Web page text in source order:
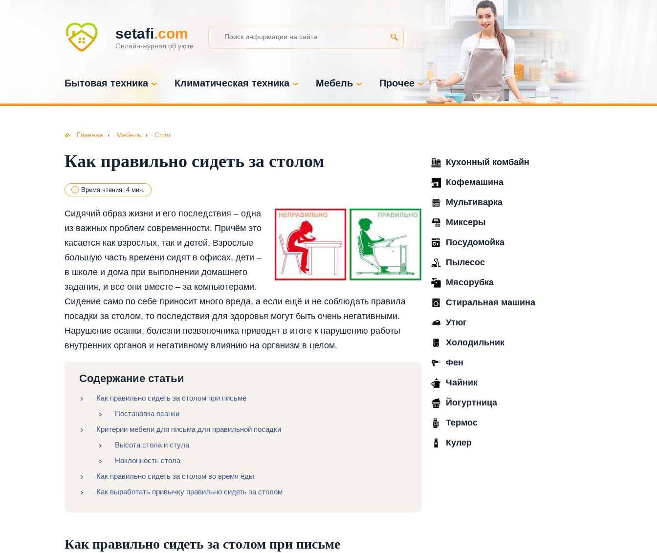
setafi.com
Онлайн-журнал об уюте
Бытовая техника Климатическая техника Мебель Прочее
Главная Мебель Стол
Как правильно сидеть за столом
Время чтения: 4 мин.
Сидячий образ жизни и его последствия – одна
из важных проблем современности. Причём это
касается как взрослых, так и детей. Взрослые
большую часть времени сидят в офисах, дети –
в школе и дома при выполнении домашнего
задания, и все они вместе – за компьютерами.
Сидение само по себе приносит много вреда, а если ещё и не соблюдать правила
посадки за столом, то последствия для здоровья могут быть очень негативными.
Нарушение осанки, болезни позвоночника приводят в итоге к нарушению работы
внутренних органов и негативному влиянию на организм в целом.
Содержание статьи
Как правильно сидеть за столом при письме
Постановка осанки
Критерии мебели для письма для правильной посадки
Высота стола и стула
Наклонность стола
Как правильно сидеть за столом во время еды
Как выработать привычку правильно сидеть за столом
Как правильно сидеть за столом при письме
Кухонный комбайн
Кофемашина
Мультиварка
Миксеры
Посудомойка
Пылесос
Мясорубка
Стиральная машина
Утюг
Холодильник
Фен
Чайник
Йогуртница
Термос
Кулер